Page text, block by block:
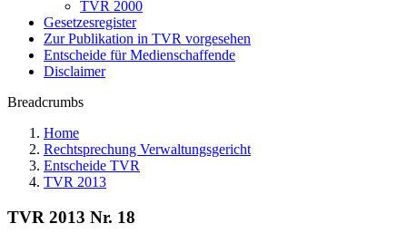
TVR 2000
Gesetzesregister
Zur Publikation in TVR vorgesehen
Entscheide für Medienschaffende
Disclaimer
Breadcrumbs
Home
Rechtsprechung Verwaltungsgericht
Entscheide TVR
TVR 2013
TVR 2013 Nr. 18